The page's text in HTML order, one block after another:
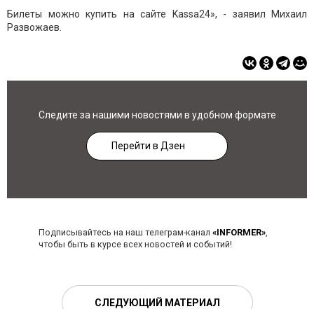
Билеты можно купить на сайте Kassa24», - заявил Михаил
Развожаев.
Следите за нашими новостями в удобном формате
Перейти в Дзен
Подписывайтесь на наш телеграм-канал «INFORMER»,
чтобы быть в курсе всех новостей и событий!
СЛЕДУЮЩИЙ МАТЕРИАЛ